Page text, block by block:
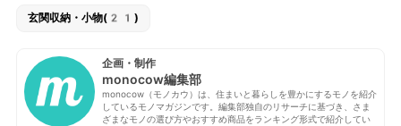
玄関収納・小物(21)
企画・制作
monocow編集部
monocow（モノカウ）は、住まいと暮らしを豊かにするモノを紹介
しているモノマガジンです。編集部独自のリサーチに基づき、さま
ざまなモノの選び方やおすすめ商品をランキング形式で紹介してい